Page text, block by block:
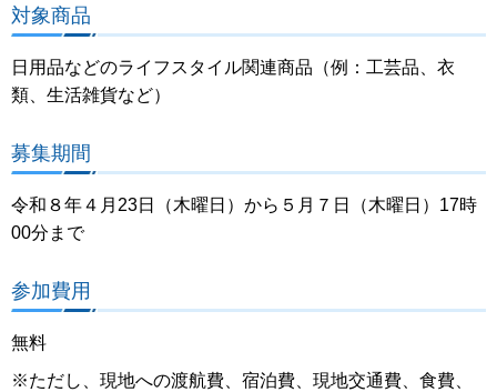
対象商品
日用品などのライフスタイル関連商品（例：工芸品、衣
類、生活雑貨など）
募集期間
令和８年４月23日（木曜日）から５月７日（木曜日）17時
00分まで
参加費用
無料
※ただし、現地への渡航費、宿泊費、現地交通費、食費、